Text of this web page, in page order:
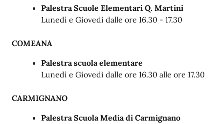
Palestra Scuole Elementari Q. Martini
Lunedì e Giovedì dalle ore 16.30 - 17.30
COMEANA
Palestra scuola elementare
Lunedì e Giovedì dalle ore 16.30 alle ore 17.30
CARMIGNANO
Palestra Scuola Media di Carmignano